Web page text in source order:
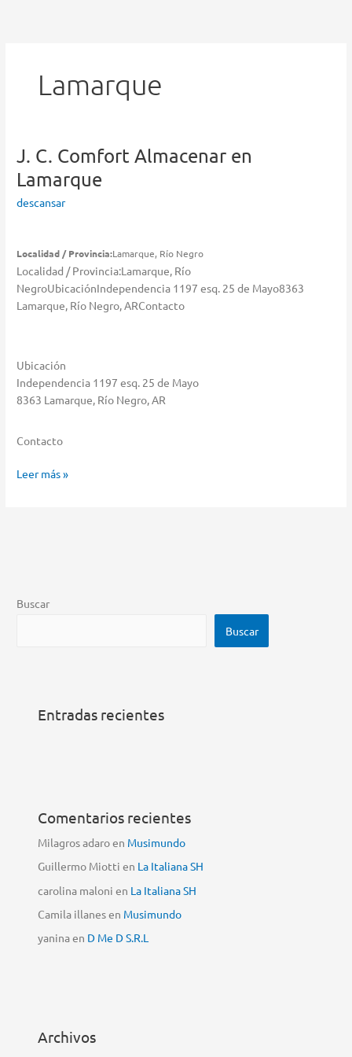
Lamarque
J. C. ComfortAlmacenar en
Lamarque
descansar
Localidad / Provincia:Lamarque, Río Negro
Localidad / Provincia:Lamarque, Río
NegroUbicaciónIndependencia 1197 esq. 25 de Mayo8363
Lamarque, Río Negro, ARContacto
Ubicación
Independencia 1197 esq. 25 de Mayo
8363 Lamarque, Río Negro, AR
Contacto
J.
Leer más »
Buscar
Buscar
Entradas recientes
Comentarios recientes
Milagros adaroen Musimundo
Guillermo Miotti en La Italiana SH
carolina maloni en La Italiana SH
Camila illanesen Musimundo
yaninaen D Me D S.R.L
Archivos